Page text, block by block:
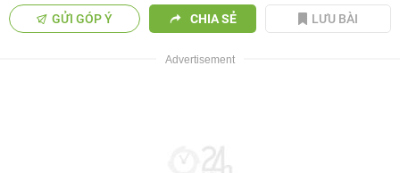
GỬI GÓP Ý CHIA SẺ LƯU BÀI